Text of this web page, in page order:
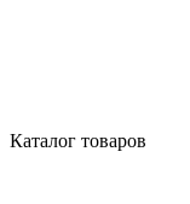
Каталог товаров